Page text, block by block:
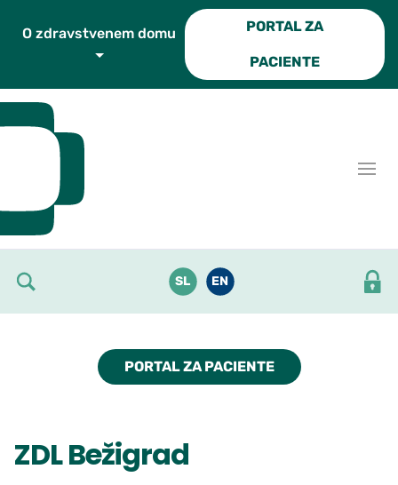
PORTAL ZA
PACIENTE
SL EN
PORTAL ZA PACIENTE
ZDL Bežigrad